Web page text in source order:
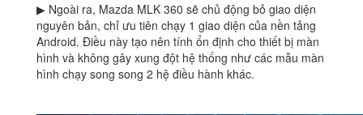
▶ Ngoài ra, Mazda MLK 360 sẽ chủ động bỏ giao diện
nguyên bản, chỉ ưu tiên chạy 1 giao diện của nền tảng
Android. Điều này tạo nên tính ổn định cho thiết bị màn
hình và không gây xung đột hệ thống như các mẫu màn
hình chạy song song 2 hệ điều hành khác.